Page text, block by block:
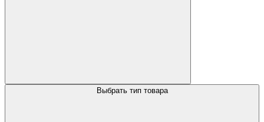
Выбрать тип товара